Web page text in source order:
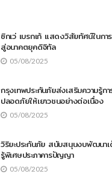
ซิกเว่ เบรกเก้ แสดงวิสัยทัศน์ในกา
สู่อนาคตยุคดิจิทัล
05/08/2025
กรุงเทพประกันภัยส่งเสริมความรู้ก
ปลอดภัยให้เยาวชนอย่างต่อเนื่อง
05/08/2025
วิริยะประกันภัย สนับสนุนงบพัฒนาเ
รู้พิเศษประภาคารปัญญา
05/08/2025